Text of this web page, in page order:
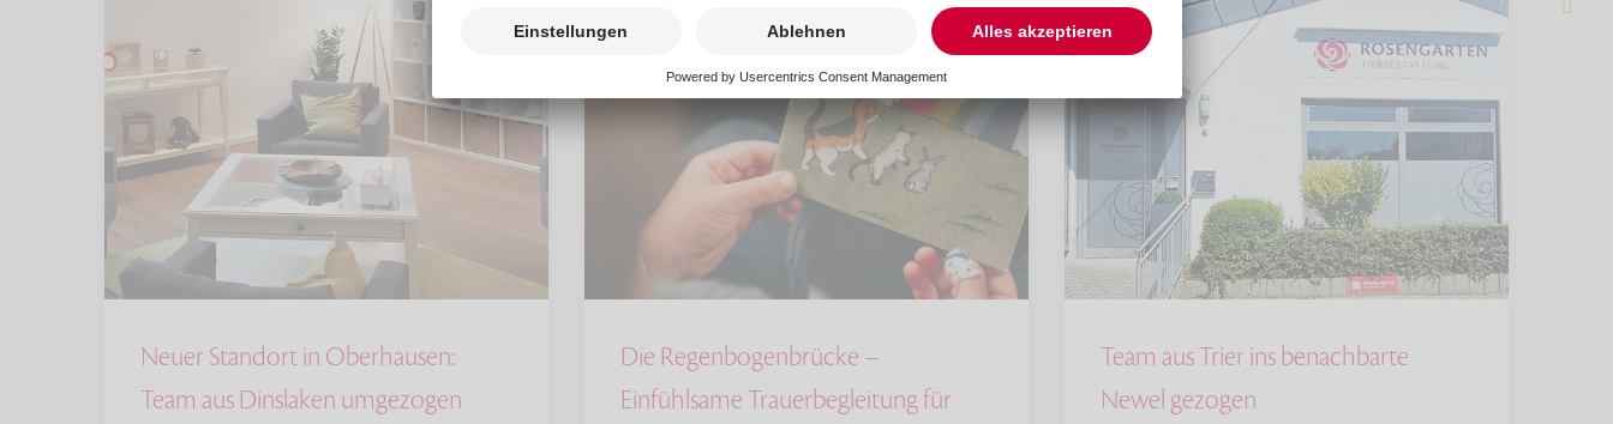
Neuer Standort in Oberhausen:
Team aus Dinslaken umgezogen
Die Regenbogenbrücke –
Einfühlsame Trauerbegleitung für
Team aus Trier ins benachbarte
Newel gezogen